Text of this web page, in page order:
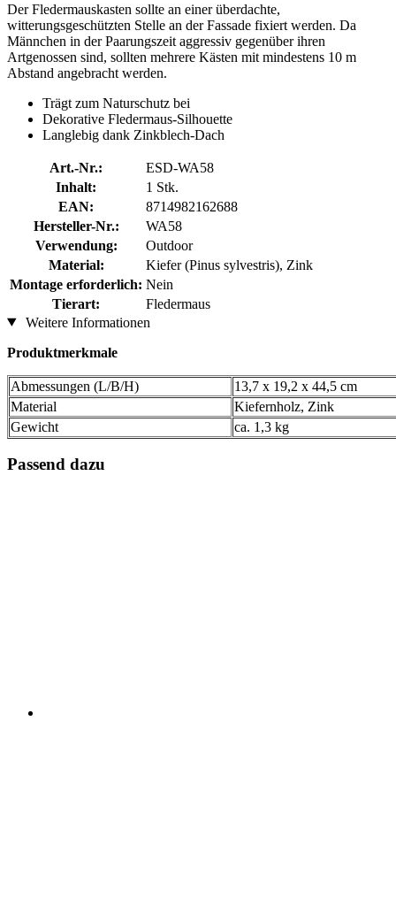
Der Fledermauskasten sollte an einer überdachte,
witterungsgeschützten Stelle an der Fassade fixiert werden. Da
Männchen in der Paarungszeit aggressiv gegenüber ihren
Artgenossen sind, sollten mehrere Kästen mit mindestens 10 m
Abstand angebracht werden.
Trägt zum Naturschutz bei
Dekorative Fledermaus-Silhouette
Langlebig dank Zinkblech-Dach
Art.-Nr.:
ESD-WA58
Inhalt:
1 Stk.
EAN:
8714982162688
Hersteller-Nr.:
WA58
Verwendung:
Outdoor
Material:
Kiefer (Pinus sylvestris), Zink
Montage erforderlich: Nein
Tierart:
Fledermaus
Weitere Informationen
Produktmerkmale
Abmessungen (L/B/H)
13,7 x 19,2 x 44,5 cm
Material
Kiefernholz, Zink
Gewicht
ca. 1,3 kg
Passend dazu